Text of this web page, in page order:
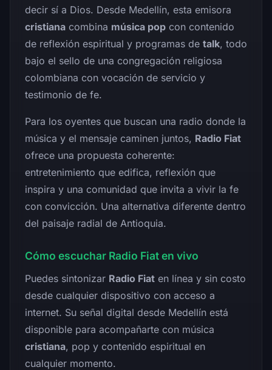
decir sí a Dios. Desde Medellín, esta emisora
cristiana combina música pop con contenido
de reflexión espiritual y programas de talk, todo
bajo el sello de una congregación religiosa
colombiana con vocación de servicio y
testimonio de fe.
Para los oyentes que buscan una radio donde la
música y el mensaje caminen juntos, Radio Fiat
ofrece una propuesta coherente:
entretenimiento que edifica, reflexión que
inspira y una comunidad que invita a vivir la fe
con convicción. Una alternativa diferente dentro
del paisaje radial de Antioquia.
Cómo escuchar Radio Fiat en vivo
Puedes sintonizar Radio Fiat en línea y sin costo
desde cualquier dispositivo con acceso a
internet. Su señal digital desde Medellín está
disponible para acompañarte con música
cristiana, pop y contenido espiritual en
cualquier momento.